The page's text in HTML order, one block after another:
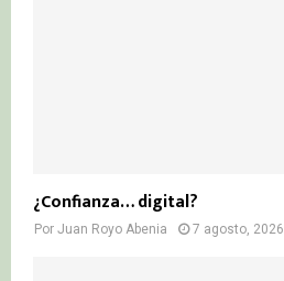
¿Confianza… digital?
Por Juan Royo Abenia 7 agosto, 2026